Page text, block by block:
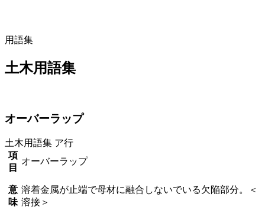
用語集
土木用語集
オーバーラップ
土木用語集 ア行
項
目
オーバーラップ
意
味
溶着金属が止端で母材に融合しないでいる欠陥部分。＜
溶接＞